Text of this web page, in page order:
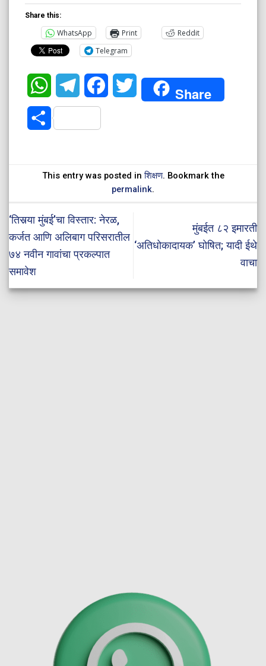
Share this:
WhatsApp Print
Reddit
Telegram
WhatsAppTelegramFacebookTwitter Share
Share
This entry was posted inशिक्षण. Bookmark the
permalink.
‘तिसर्‍या मुंबई’चा विस्तार: नेरळ,
कर्जत आणि अलिबाग परिसरातील
७४ नवीन गावांचा प्रकल्पात
समावेश
मुंबईत ८२ इमारती
‘अतिधोकादायक’ घोषित; यादी ईथे
वाचा